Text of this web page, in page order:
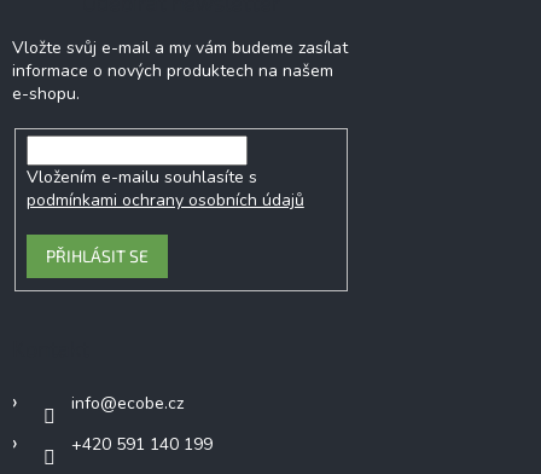
Vložte svůj e-mail a my vám budeme zasílat
informace o nových produktech na našem
e-shopu.
Vložením e-mailu souhlasíte s
podmínkami ochrany osobních údajů
PŘIHLÁSIT SE
info@ecobe.cz
+420 591 140 199